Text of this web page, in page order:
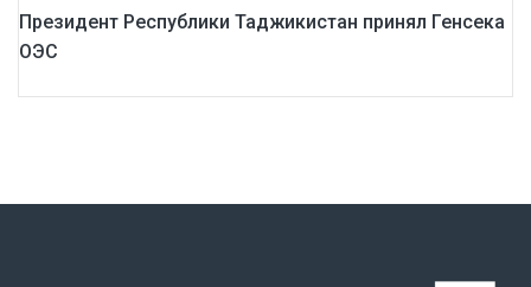
Президент Республики Таджикистан принял Генсека
ОЭС